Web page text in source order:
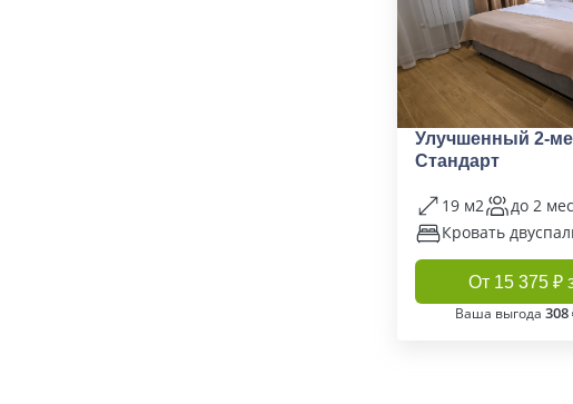
Улучшенный 2-
Стандарт
19 м2
до 2
Кровать
От 15 375 ₽
Ваша выгода